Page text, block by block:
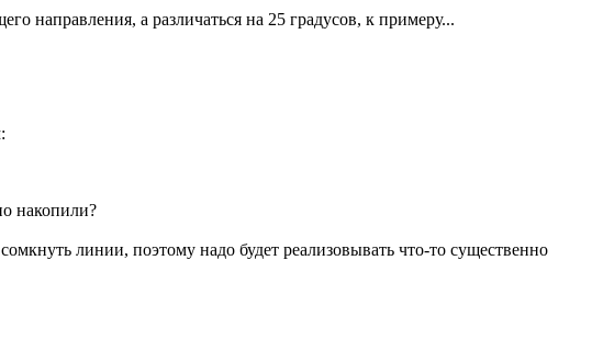
направления, а различаться на 25 градусов, к примеру...
накопили?
линии, поэтому надо будет реализовывать что-то существенно